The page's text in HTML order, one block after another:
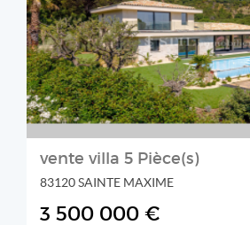
STIL IMMOBILIER
vente villa 5 Pièce(s)
83120 SAINTE MAXIME
3 500 000 €